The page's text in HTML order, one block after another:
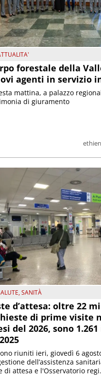
forestale della
agenti in servizio
mattina, a palazzo
di giuramento
,SANITÀ
d’attesa: oltre 22
di prime visite
del 2026, sono
riuniti ieri, giovedì 6
dell’assistenza
di attesa e l'Osservatorio